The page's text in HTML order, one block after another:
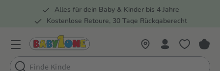
Zur Hauptnavigation springen
Alles für dein Baby & Kinder bis 4 Jahre
Kostenlose Retoure, 30 Tage Rückgaberecht